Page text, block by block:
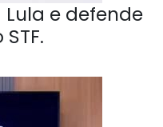
e defende